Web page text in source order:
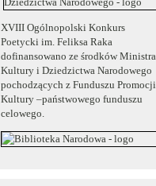
XVIII Ogólnopolski Konkurs
Poetycki im. Feliksa Raka
dofinansowano ze środków Ministra
Kultury i Dziedzictwa Narodowego
pochodzących z Funduszu Promocji
Kultury –państwowego funduszu
celowego.